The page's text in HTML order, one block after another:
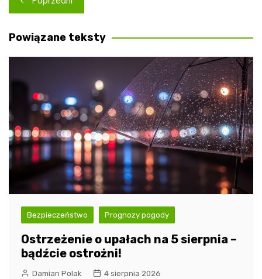
wpisu
Powiązane teksty
Bezpieczeństwo Prognozy pogody
Ostrzeżenie o upałach na 5 sierpnia –
bądźcie ostrożni!
Damian Polak 4 sierpnia 2026